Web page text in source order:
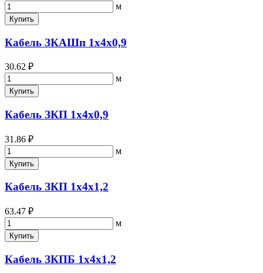
м
Купить
Кабель ЗКАШп 1х4х0,9
30.62 ₽
м
Купить
Кабель ЗКП 1х4х0,9
31.86 ₽
м
Купить
Кабель ЗКП 1х4х1,2
63.47 ₽
м
Купить
Кабель ЗКПБ 1х4х1,2